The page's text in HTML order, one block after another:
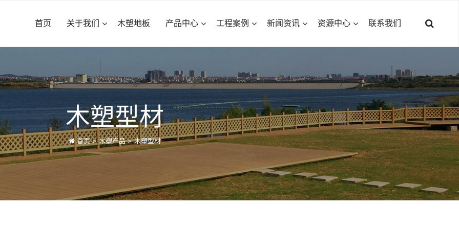
首页 关于我们 木塑地板 产品中心 工程案例 新闻资讯 资源中心 联系我们
木塑型材
首页 > 木塑产品>木塑型材